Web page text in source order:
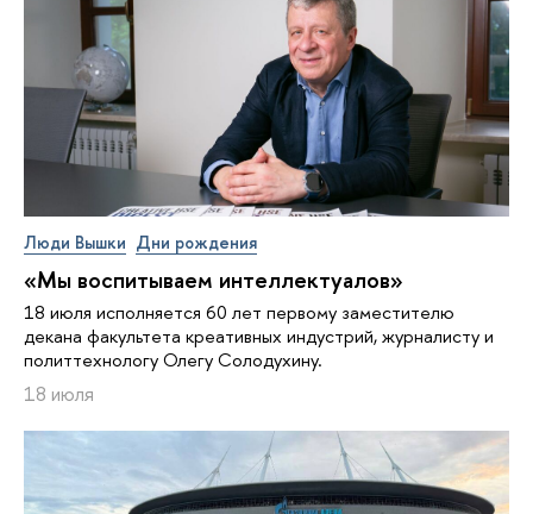
Люди Вышки Дни рождения
«Мы воспитываем интеллектуалов»
18 июля исполняется 60 лет первому заместителю
декана факультета креативных индустрий, журналисту и
политтехнологу Олегу Солодухину.
18 июля